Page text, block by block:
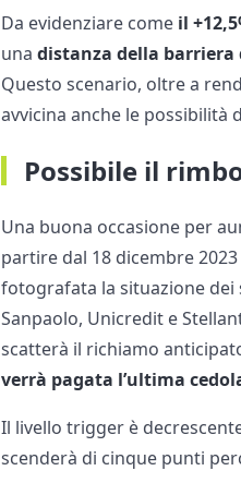
Da evidenziare come il
unadistanza della barriera
Questo scenario, oltre a
avvicina anche le
Possibile il
Una buona occasione per
partire dal 18 dicembre
fotografata la situazione dei
Sanpaolo, Unicredit e
scatterà il richiamo
verrà pagata l’ultima
Il livello trigger è
scenderà di cinque punti